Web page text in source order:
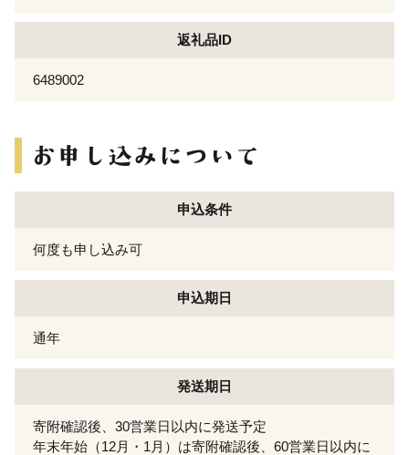
返礼品ID
6489002
申込条件
何度も申し込み可
申込期日
通年
発送期日
寄附確認後、30営業日以内に発送予定
年末年始（12月・1月）は寄附確認後、60営業日以内に